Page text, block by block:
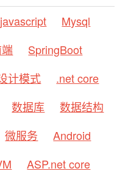
javascript
Mysql
SpringBoot
计模式
.net core
数据库
数据结构
微服务
Android
ASP.net core